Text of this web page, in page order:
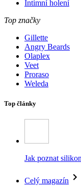
Intimní holení
Top značky
Gillette
Angry Beards
Olaplex
Veet
Proraso
Weleda
Top články
Jak poznat
Celý magazín